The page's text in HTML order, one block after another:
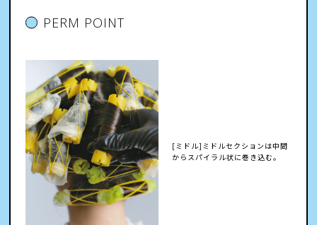
PERM POINT
[ミドル]ミドルセクションは中間
からスパイラル状に巻き込む。